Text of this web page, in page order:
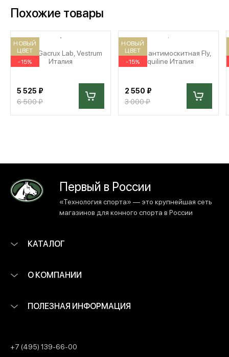
Похожие товары
НОВЫЙ
ЦВЕТ
-15%
Ушки Gacrux Lab, Vestrum
Италия
5 525 ₽
6 500 ₽
НОВЫЙ
ЦВЕТ
-15%
Маска антимоскитная Fly,
Equiline Италия
2 550 ₽
3 000 ₽
Первый в России
«Технология спорта» — это крупнейшая сеть
магазинов для конного спорта в России
КАТАЛОГ
О КОМПАНИИ
ПОЛЕЗНАЯ ИНФОРМАЦИЯ
+7 (495) 139-66-00